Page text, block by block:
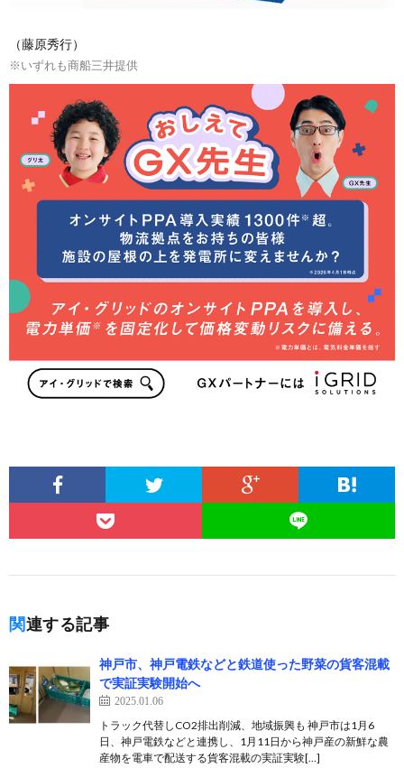
（藤原秀行）
※いずれも商船三井提供
関連する記事
神戸市、神戸電鉄などと鉄道使った野菜の貨客混載
で実証実験開始へ
2025.01.06
トラック代替しCO2排出削減、地域振興も 神戸市は1月6
日、神戸電鉄などと連携し、1月11日から神戸産の新鮮な農
産物を電車で配送する貨客混載の実証実験[…]